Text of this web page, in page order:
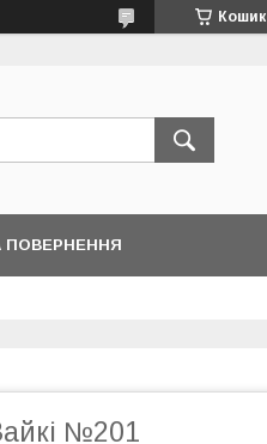
Кошик
ПОВЕРНЕННЯ
№201